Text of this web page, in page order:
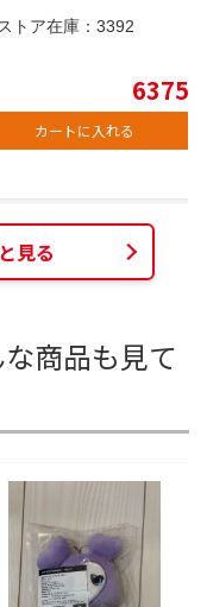
トア在庫： 3392
6375
カートに入れる
見る
商品も見て